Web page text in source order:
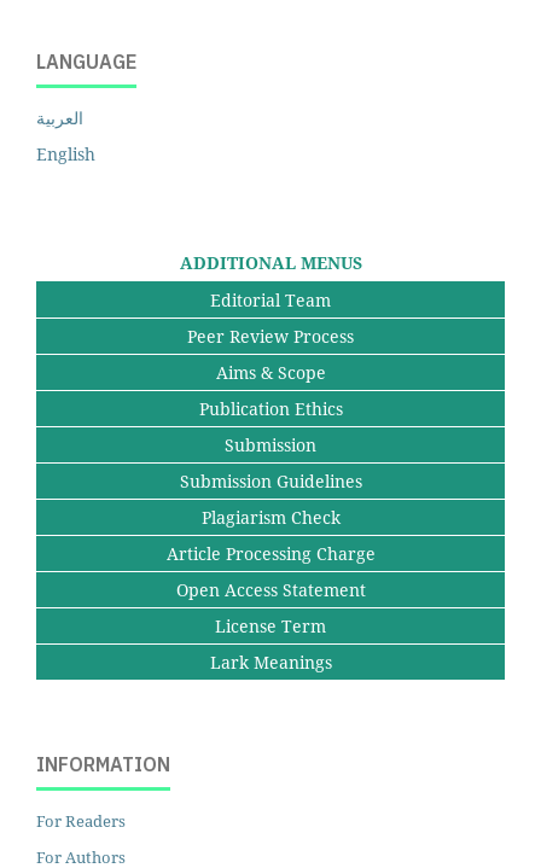
LANGUAGE
العربية
English
ADDITIONAL MENUS
Editorial Team
Peer Review Process
Aims & Scope
Publication Ethics
Submission
Submission Guidelines
Plagiarism Check
Article Processing Charge
Open Access Statement
License Term
Lark Meanings
INFORMATION
For Readers
For Authors